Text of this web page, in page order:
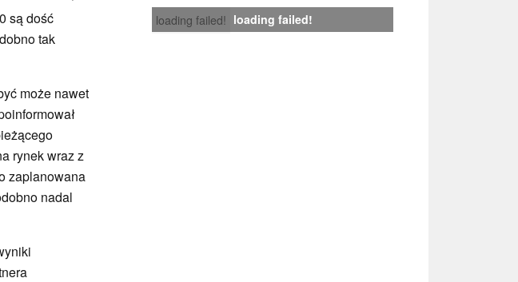
loading failed! loading failed!
są dość
tak
może nawet
rynek wraz z
zaplanowana
nadal